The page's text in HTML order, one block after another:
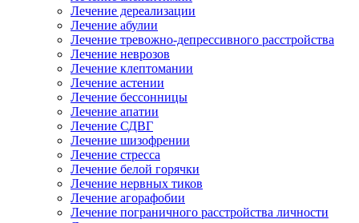
Лечение дереализации
Лечение абулии
Лечение тревожно-депрессивного расстройства
Лечение неврозов
Лечение клептомании
Лечение астении
Лечение бессонницы
Лечение апатии
Лечение СДВГ
Лечение шизофрении
Лечение стресса
Лечение белой горячки
Лечение нервных тиков
Лечение агорафобии
Лечение пограничного расстройства личности